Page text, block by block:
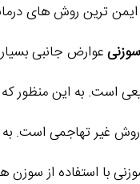
ترین روش های
عوارض جانبی
به این منظور که
غیر تهاجمی است. به
با استفاده از